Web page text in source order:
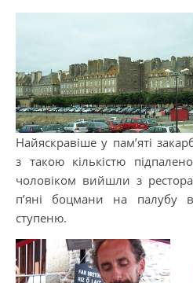
Найяскравіше у пам’яті
з такою кількістю
чоловіком вийшли з
п’яні боцмани на палубу
ступеню.